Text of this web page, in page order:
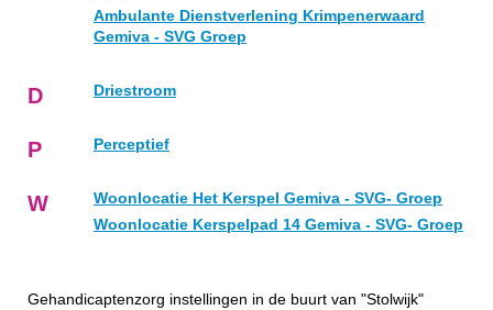
Ambulante Dienstverlening Krimpenerwaard
Gemiva - SVG Groep
D Driestroom
P Perceptief
W
Woonlocatie Het Kerspel Gemiva - SVG- Groep
Woonlocatie Kerspelpad 14 Gemiva - SVG- Groep
Gehandicaptenzorg instellingen in de buurt van "Stolwijk"